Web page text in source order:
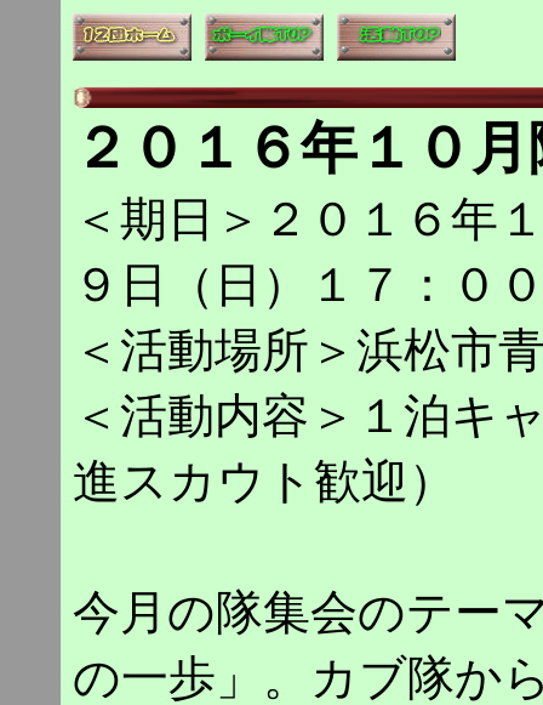
２０１６年１０
＜期日＞２０１６年
９日（日）１７：０
＜活動場所＞浜松市
＜活動内容＞１泊キ
進スカウト歓迎）
今月の隊集会のテー
の一歩」。カブ隊か